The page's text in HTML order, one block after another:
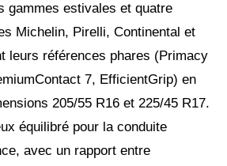
gammes estivales et quatre
Michelin, Pirelli, Continental et
leurs références phares (Primacy
7, EfficientGrip) en
205/55 R16 et 225/45 R17.
équilibré pour la conduite
avec un rapport entre